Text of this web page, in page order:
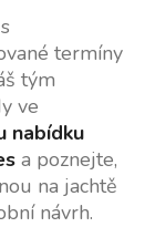
termíny
tým
ve
nabídku
a poznejte,
na jachtě
návrh.